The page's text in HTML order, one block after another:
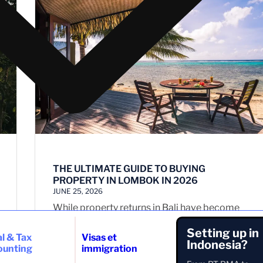
& Tax
Visas et
immigration
Setting up in
Indonesia?
THE ULTIMATE GUIDE TO BUYING
PROPERTY IN LOMBOK IN 2026
JUNE 25, 2026
While property returns in Bali have become
increasingly competitive, many investors are
looking further...